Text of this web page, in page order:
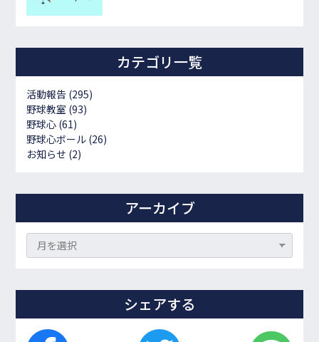
カテゴリ一覧
活動報告 (295)
野球教室 (93)
野球心 (61)
野球心ボール (26)
お知らせ (2)
アーカイブ
シェアする